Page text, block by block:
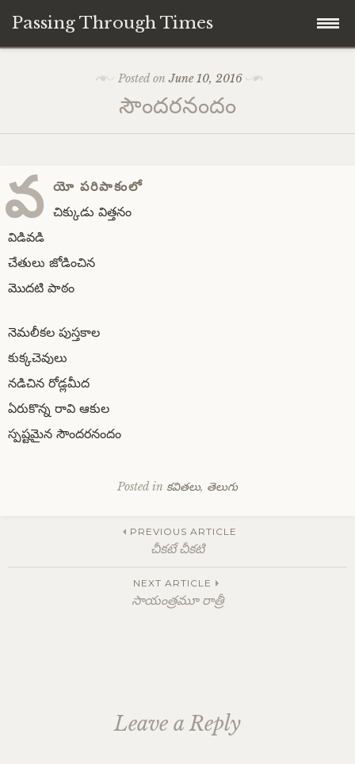
Passing Through Times
Posted onJune 10, 2016
సౌందరనందం
వ యో పరిపాకంలో
చిక్కుడు విత్తనం
విడివడి
చేతులు జోడించిన
మొదటి పాఠం
నెమలీకల పుస్తకాల
కుక్కచెవులు
నడిచిన రోడ్లమీద
ఏరుకొన్న రావి ఆకుల
స్పష్టమైన సౌందరనందం
Posted in కవితలు, తెలుగు
navigation
PREVIOUS ARTICLE
చీకటే చీకటి
NEXT ARTICLE
సాయంత్రమూ రాత్రీ
Leave a Reply